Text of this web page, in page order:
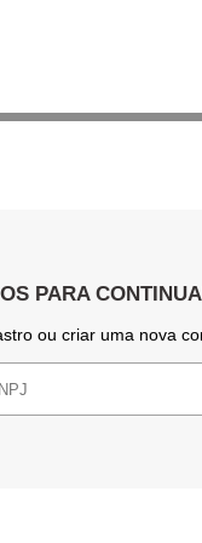
PARA
ou criar uma nova